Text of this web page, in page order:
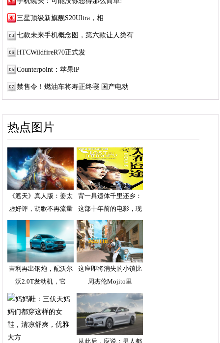
三星顶级新旗舰S20Ultra，相
七款未来手机概念图，第六款让人类有
HTCWildfireR70正式发
Counterpoint：苹果iP
禁售令！燃油车将寿正终寝 国产电动
热点图片
《遮天》真人版：姜太
虚好评，胡歌不再流量
背一具遗体千里还乡：
这部十年前的电影，现
吉利再出钢炮，配沃尔
沃2.0T发动机，它
这座即将消失的小镇比
周杰伦Mojito里
从此后，应说：男人都